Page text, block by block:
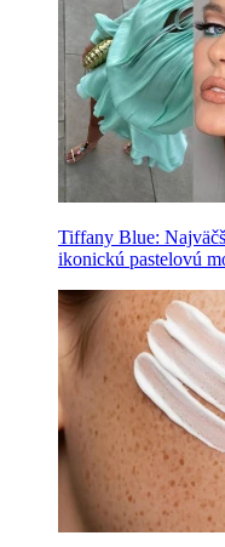
Tiffany Blue:
ikonickú pastelovú